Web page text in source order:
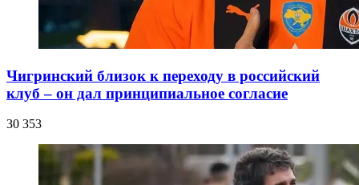
Чигринский близок к переходу в российский
клуб – он дал принципиальное согласие
30 353